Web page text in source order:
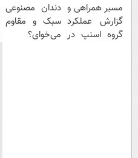
مسیر همراهی و
گزارش عملکرد
گروه اسنپ در
دندان مصنوعی
سبک و مقاوم
می‌خوای؟